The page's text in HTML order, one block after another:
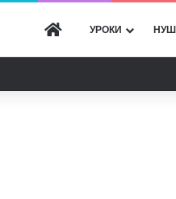
ГОЛОВНА
УРОКИ НУШ